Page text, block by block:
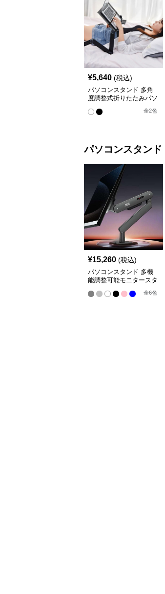
¥5,640 (税込)
パソコンスタンド 多角
度調整式折りたたみパソ
全2色
パソコンスタンド
¥15,260 (税込)
パソコンスタンド 多機
能調整可能モニタースタ
全6色